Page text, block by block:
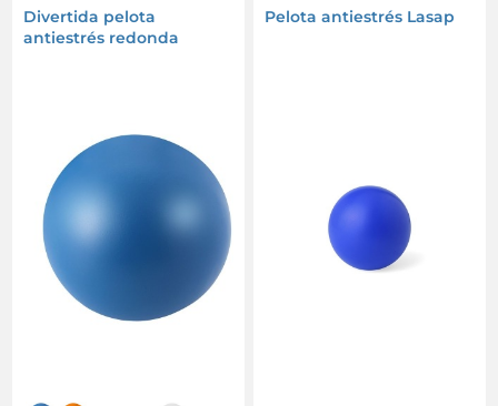
Almohadillas antiestrés de comida y alimento
Divertida pelota
antiestrés redonda
Pelota antiestrés Lasap